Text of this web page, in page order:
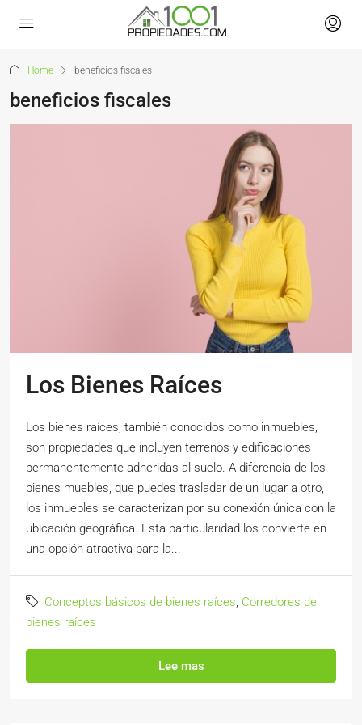
Home beneficios fiscales
beneficios fiscales
Los Bienes Raíces
Los bienes raíces, también conocidos como inmuebles,
son propiedades que incluyen terrenos y edificaciones
permanentemente adheridas al suelo. A diferencia de los
bienes muebles, que puedes trasladar de un lugar a otro,
los inmuebles se caracterizan por su conexión única con la
ubicación geográfica. Esta particularidad los convierte en
una opción atractiva para la...
Conceptos básicos de bienes raíces, Corredores de
bienes raíces
Lee mas